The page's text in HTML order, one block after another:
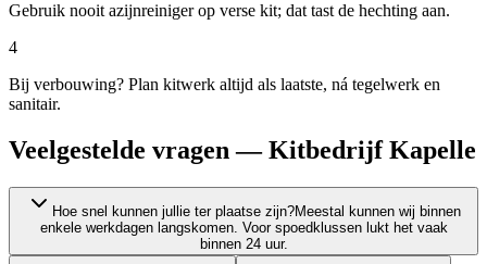
Gebruik nooit azijnreiniger op verse kit; dat tast de hechting aan.
4
Bij verbouwing? Plan kitwerk altijd als laatste, ná tegelwerk en
sanitair.
Veelgestelde vragen — Kitbedrijf Kapelle
Hoe snel kunnen jullie ter plaatse zijn?Meestal kunnen wij binnen
enkele werkdagen langskomen. Voor spoedklussen lukt het vaak
binnen 24 uur.